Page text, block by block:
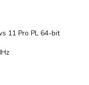
11 Pro PL 64-bit